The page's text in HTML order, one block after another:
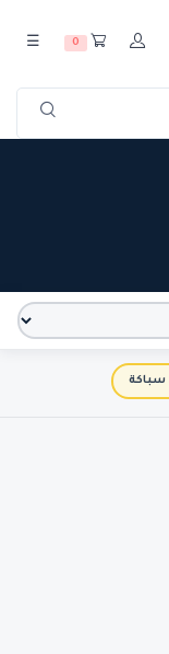
0
☰
سباكة